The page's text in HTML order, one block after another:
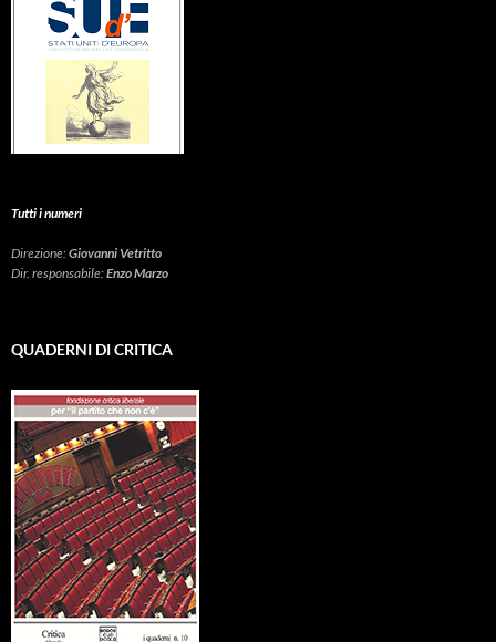
Tutti i numeri
Direzione:Giovanni Vetritto
Dir. responsabile:Enzo Marzo
QUADERNI DI CRITICA